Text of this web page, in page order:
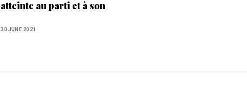
atteinte au parti et à son
30 JUNE 2021